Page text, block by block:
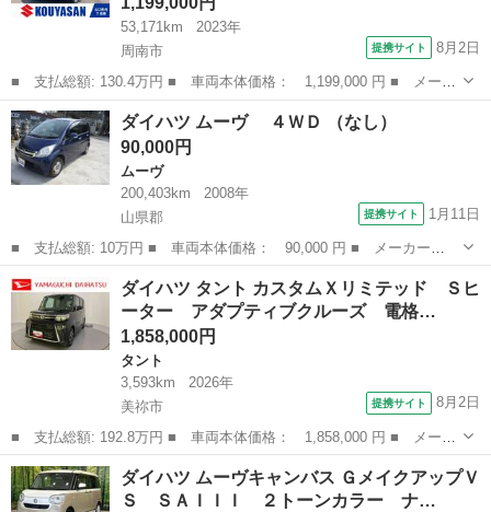
53,171km
2023年
周南市
提携サイト 8月2日
■ 支払総額: 130.4万円 ■ 車両本体価格： 1,199,000 円 ■ メーカ
ー名： ダイハツ ■ 車種名： タフト ■ グレード名： Ｇ クロ
ムベンチャー 衝突被害軽減ブレ－キ シートヒータ サイドエアバ
ッグ レ...
山口 周南市 ダイハツ
ダイハツ ムーヴ ４ＷＤ （なし）
90,000円
ムーヴ
200,403km
2008年
山県郡
提携サイト 1月11日
■ 支払総額: 10万円 ■ 車両本体価格： 90,000 円 ■ メーカー
名： ダイハツ ■ 車種名： ムーヴ ■ グレード名： ４ＷＤ
■ 排気量： 660cc ■ ドア枚数： 5D ■ ミッション： インパネ
AT ...
広島 ムーヴ
ダイハツ タント カスタムＸリミテッド Ｓヒ
ーター アダプティブクルーズ 電格…
1,858,000円
タント
3,593km
2026年
美祢市
提携サイト 8月2日
■ 支払総額: 192.8万円 ■ 車両本体価格： 1,858,000 円 ■ メーカ
ー名： ダイハツ ■ 車種名： タント ■ グレード名： カスタム
Ｘリミテッド Ｓヒーター アダプティブクルーズ 電格ミラー Ｂ
カメラ ...
山口 美祢市 タント
ダイハツ ムーヴキャンバス ＧメイクアップＶ
Ｓ ＳＡＩＩＩ ２トーンカラー ナ…